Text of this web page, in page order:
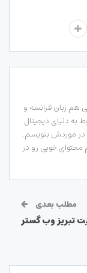
هم زبان فرانسه و
به دنیای دیجیتال
موردش بنویسم.
محتوای خوبی رو در
مطلب بعدی
تبریز وب گستر